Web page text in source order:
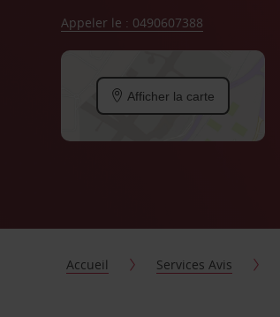
Appeler le : 0490607388
Afficher la carte
Accueil Services Avis